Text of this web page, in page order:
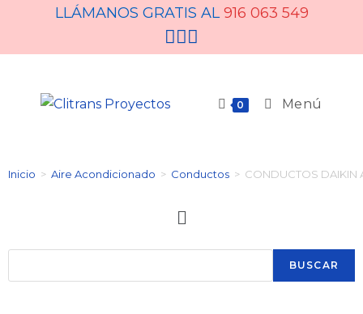
LLÁMANOS GRATIS AL916 063 549
0 Menú
Inicio > Aire Acondicionado > Conductos > CONDUCTOS DAIKIN
BUSCAR